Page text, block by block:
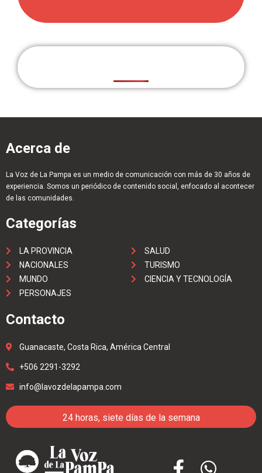
Acerca de
La Voz de La Pampa es un medio de comunicación con más de 30 años de
experiencia. Somos un periódico de contenido social, enfocado al acontecer
de las comunidades.
Categorías
LA PROVINCIA
NACIONALES
MUNDO
PERSONAJES
SALUD
TURISMO
CIENCIA Y TECNOLOGÍA
Contacto
Guanacaste, Costa Rica, América Central
+506 2291-3292
info@lavozdelapampa.com
24 horas, siete días de la semana